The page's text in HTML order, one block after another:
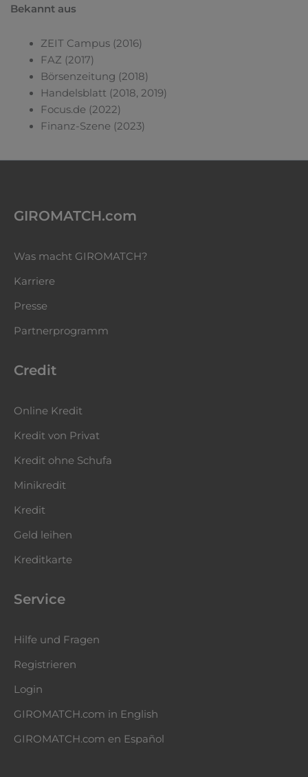
Bekannt aus
ZEIT Campus (2016)
FAZ (2017)
Börsenzeitung (2018)
Handelsblatt (2018, 2019)
Focus.de (2022)
Finanz-Szene (2023)
GIROMATCH.com
Was macht GIROMATCH?
Karriere
Presse
Partnerprogramm
Credit
Online Kredit
Kredit von Privat
Kredit ohne Schufa
Minikredit
Kredit
Geld leihen
Kreditkarte
Service
Hilfe und Fragen
Registrieren
Login
GIROMATCH.com in English
GIROMATCH.com en Español